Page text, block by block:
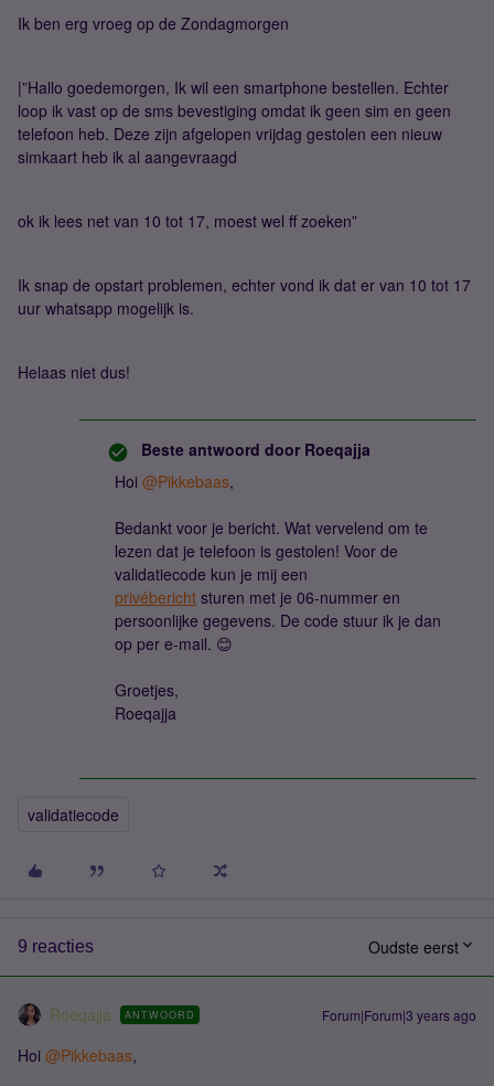
Ik ben erg vroeg op de Zondagmorgen
|”Hallo goedemorgen, Ik wil een smartphone bestellen. Echter
loop ik vast op de sms bevestiging omdat ik geen sim en geen
telefoon heb. Deze zijn afgelopen vrijdag gestolen een nieuw
simkaart heb ik al aangevraagd
ok ik lees net van 10 tot 17, moest wel ff zoeken”
Ik snap de opstart problemen, echter vond ik dat er van 10 tot 17
uur whatsapp mogelijk is.
Helaas niet dus!
Beste antwoord door Roeqajja
Hoi @Pikkebaas,
Bedankt voor je bericht. Wat vervelend om te
lezen dat je telefoon is gestolen! Voor de
validatiecode kun je mij een
privébericht sturen met je 06-nummer en
persoonlijke gegevens. De code stuur ik je dan
op per e-mail. 😊
Groetjes,
Roeqajja
validatiecode
9 reacties Oudste eerst
Roeqajja ANTWOORD Forum|Forum|3 years ago
Hoi @Pikkebaas,